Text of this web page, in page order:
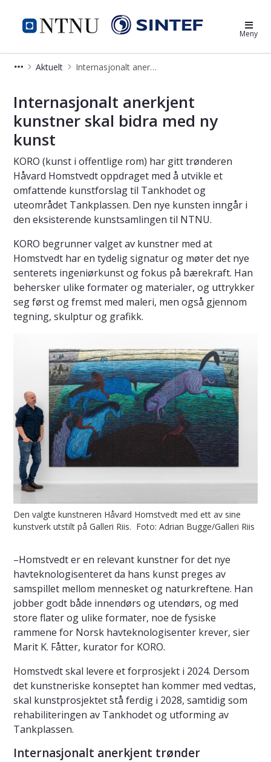
Norsk havteknologisenter Meny
Aktuelt Internasjonalt anerkjent kunstner skal bidra med ny kunst
Internasjonalt anerkjent
kunstner skal bidra med ny
kunst
KORO (kunst i offentlige rom) har gitt trønderen
Håvard Homstvedt oppdraget med å utvikle et
omfattende kunstforslag til Tankhodet og
uteområdet Tankplassen. Den nye kunsten inngår i
den eksisterende kunstsamlingen til NTNU.
KORO begrunner valget av kunstner med at
Homstvedt har en tydelig signatur og møter det nye
senterets ingeniørkunst og fokus på bærekraft. Han
behersker ulike formater og materialer, og uttrykker
seg først og fremst med maleri, men også gjennom
tegning, skulptur og grafikk.
Den valgte kunstneren Håvard Homstvedt med ett av sine
kunstverk utstilt på Galleri Riis. Foto: Adrian Bugge/Galleri Riis
–Homstvedt er en relevant kunstner for det nye
havteknologisenteret da hans kunst preges av
samspillet mellom mennesket og naturkreftene. Han
jobber godt både innendørs og utendørs, og med
store flater og ulike formater, noe de fysiske
rammene for Norsk havteknologisenter krever, sier
Marit K. Fåtter, kurator for KORO.
Homstvedt skal levere et forprosjekt i 2024. Dersom
det kunstneriske konseptet han kommer med vedtas,
skal kunstprosjektet stå ferdig i 2028, samtidig som
rehabiliteringen av Tankhodet og utforming av
Tankplassen.
Internasjonalt anerkjent trønder